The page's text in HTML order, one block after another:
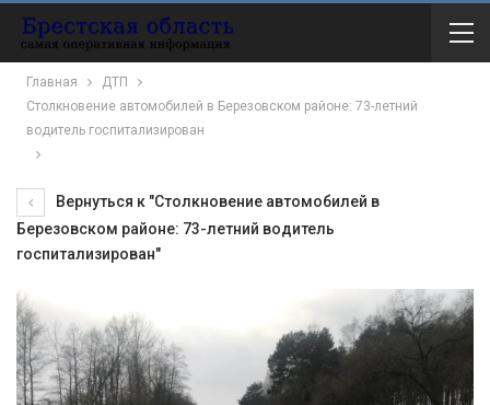
Главная
ДТП
Столкновение автомобилей в Березовском районе: 73-летний
водитель госпитализирован
Вернуться к "Столкновение автомобилей в
Березовском районе: 73-летний водитель
госпитализирован"